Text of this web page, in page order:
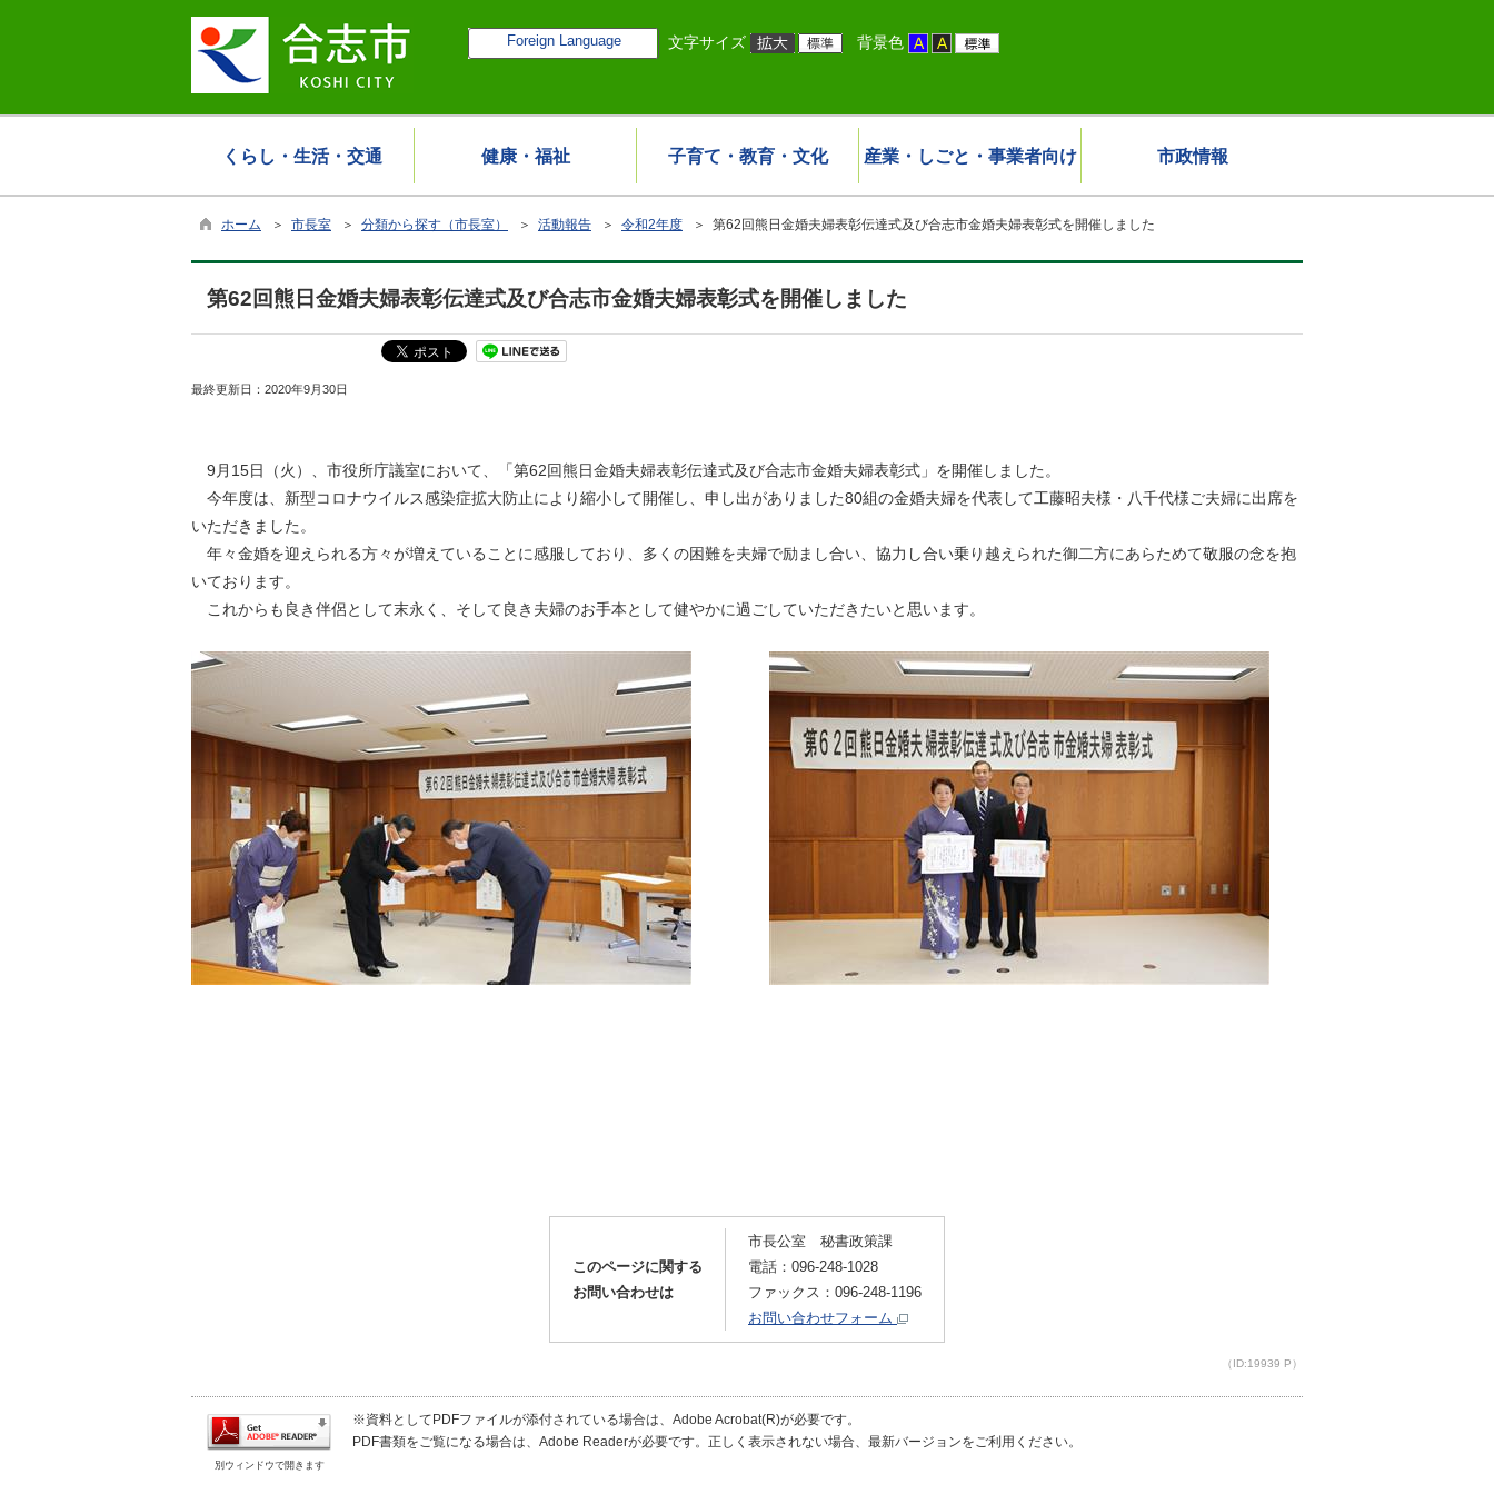
Foreign Language 文字サイズ 背景色
くらし・生活・交通 健康・福祉 子育て・教育・文化 産業・しごと・事業者向け 市政情報
ホーム ＞ 市長室 ＞ 分類から探す（市長室） ＞ 活動報告 ＞ 令和2年度 ＞ 第62回熊日金婚夫婦表彰伝達式及び合志市金婚夫婦表彰式を開催しました
第62回熊日金婚夫婦表彰伝達式及び合志市金婚夫婦表彰式を開催しました
最終更新日： 2020年9月30日
9月15日（火）、市役所庁議室において、「第62回熊日金婚夫婦表彰伝達式及び合志市金婚夫婦表彰式」を開催しました。
今年度は、新型コロナウイルス感染症拡大防止により縮小して開催し、申し出がありました80組の金婚夫婦を代表して工藤昭夫様・八千代様ご夫婦に出席を
いただきました。
年々金婚を迎えられる方々が増えていることに感服しており、多くの困難を夫婦で励まし合い、協力し合い乗り越えられた御二方にあらためて敬服の念を抱
いております。
これからも良き伴侶として末永く、そして良き夫婦のお手本として健やかに過ごしていただきたいと思います。
このページに関する
お問い合わせは
市長公室 秘書政策課
電話：096-248-1028
ファックス：096-248-1196
お問い合わせフォーム
（ID:19939 P）
別ウィンドウで開きます
※資料としてPDFファイルが添付されている場合は、Adobe Acrobat(R)が必要です。
PDF書類をご覧になる場合は、Adobe Readerが必要です。正しく表示されない場合、最新バージョンをご利用ください。